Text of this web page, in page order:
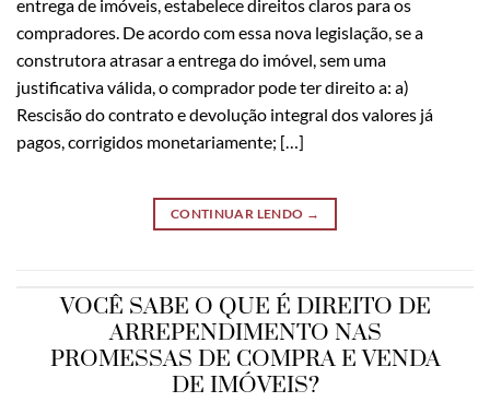
entrega de imóveis, estabelece direitos claros para os
compradores. De acordo com essa nova legislação, se a
construtora atrasar a entrega do imóvel, sem uma
justificativa válida, o comprador pode ter direito a: a)
Rescisão do contrato e devolução integral dos valores já
pagos, corrigidos monetariamente; […]
CONTINUAR LENDO →
VOCÊ SABE O QUE É DIREITO DE
ARREPENDIMENTO NAS
PROMESSAS DE COMPRA E VENDA
DE IMÓVEIS?